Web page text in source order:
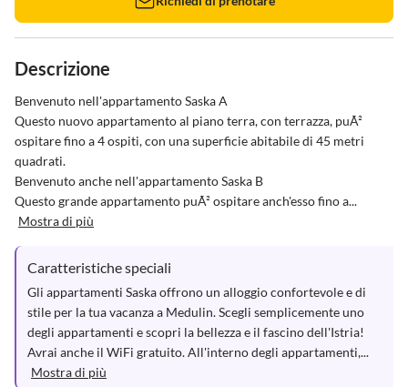
Descrizione
Benvenuto nell'appartamento Saska A
Questo nuovo appartamento al piano terra, con terrazza, puÃ²
ospitare fino a 4 ospiti, con una superficie abitabile di 45 metri
quadrati.
Benvenuto anche nell'appartamento Saska B
Questo grande appartamento puÃ² ospitare anch'esso fino a...
Mostra di più
Caratteristiche speciali
Gli appartamenti Saska offrono un alloggio confortevole e di
stile per la tua vacanza a Medulin. Scegli semplicemente uno
degli appartamenti e scopri la bellezza e il fascino dell'Istria!
Avrai anche il WiFi gratuito. All'interno degli appartamenti,...
Mostra di più